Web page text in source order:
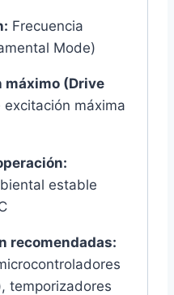
Frecuencia
Mode)
máximo (Drive
excitación máxima
estable
recomendadas:
temporizadores